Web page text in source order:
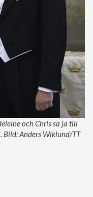
och Chris sa ja till
Anders Wiklund/TT